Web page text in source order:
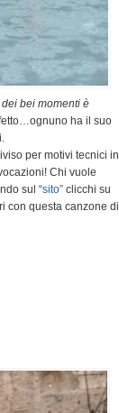
bei momenti è
ha il suo
per motivi tecnici in
Chi vuole
sul “sito” clicchi su
con questa canzone di